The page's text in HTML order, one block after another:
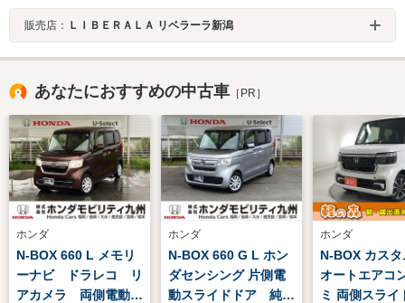
販売店： ＬＩＢＥＲＡＬＡ リベラーラ新潟
あなたにおすすめの中古車 ［PR］
ホンダ
N-BOX 660 L メモリ
ーナビ ドラレコ リ
アカメラ 両側電動ス
ホンダ
N-BOX 660 G L ホン
ダセンシング 片側電
動スライドドア 純正
ホンダ
N-BOX カス
オートエアコ
ミ 両側スライ